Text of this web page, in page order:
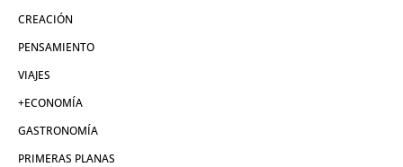
CREACIÓN
PENSAMIENTO
VIAJES
+ECONOMÍA
GASTRONOMÍA
PRIMERAS PLANAS